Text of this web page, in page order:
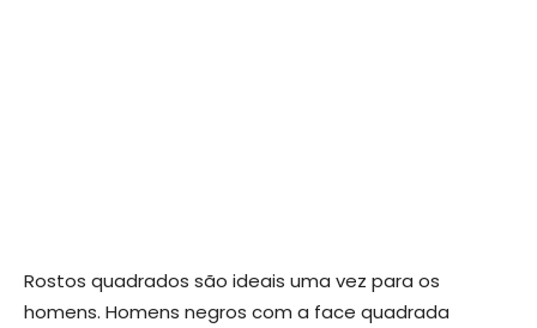
Rostos quadrados são ideais uma vez para os
homens. Homens negros com a face quadrada